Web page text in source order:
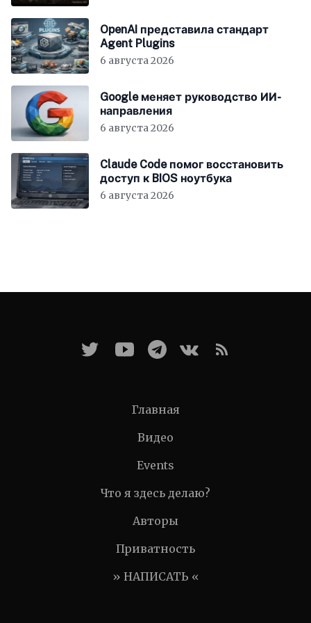
OpenAI представила стандарт
Agent Plugins
6 августа 2026
Google меняет руководство ИИ-
направления
6 августа 2026
Claude Code помог восстановить
доступ к BIOS ноутбука
6 августа 2026
Главная
Видео
Events
Что я здесь делаю?
Авторы
Приватность
» НАПИСАТЬ «